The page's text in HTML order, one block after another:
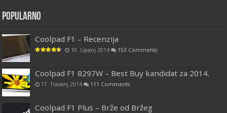
Popularno
Coolpad F1 – Recenzija
10. Lipanj 2014 153 Comments
Coolpad F1 8297W – Best Buy kandidat za 2014.
17. Travanj 2014 111 Comments
Coolpad F1 Plus – Brže od Bržeg